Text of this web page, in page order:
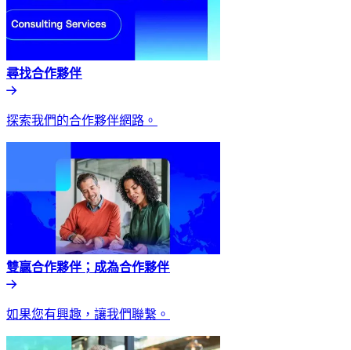
尋找合作夥伴​​
探索我們的合作夥伴網路。​​
雙贏合作夥伴；成為合作夥伴​​
如果您有興趣，讓我們聯繫。​​